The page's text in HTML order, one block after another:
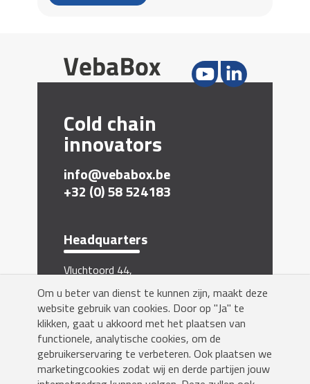
Om u beter van dienst te kunnen zijn, maakt deze
website gebruik van cookies. Door op "Ja" te
klikken, gaat u akkoord met het plaatsen van
functionele, analytische cookies, om de
gebruikerservaring te verbeteren. Ook plaatsen we
marketingcookies zodat wij en derde partijen jouw
Cold chain
innovators
info@vebabox.be
+32 (0) 58 524183
Headquarters
Vluchtoord 44,
Inschrijven nieuwsbrief